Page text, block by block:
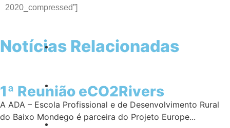
2020_compressed”]
Notícias Relacionadas
1ª Reunião eCO2Rivers
A ADA – Escola Profissional e de Desenvolvimento Rural
do Baixo Mondego é parceira do Projeto Europe...